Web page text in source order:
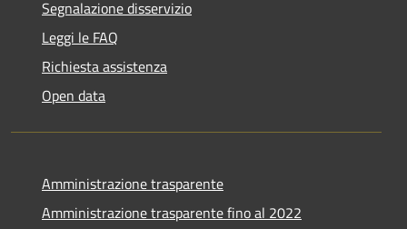
Segnalazione disservizio
Leggi le FAQ
Richiesta assistenza
Open data
Amministrazione trasparente
Amministrazione trasparente fino al 2022